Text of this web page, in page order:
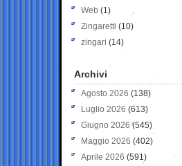
Web (1)
Zingaretti (10)
zingari (14)
Archivi
Agosto 2026 (138)
Luglio 2026 (613)
Giugno 2026 (545)
Maggio 2026 (402)
Aprile 2026 (591)